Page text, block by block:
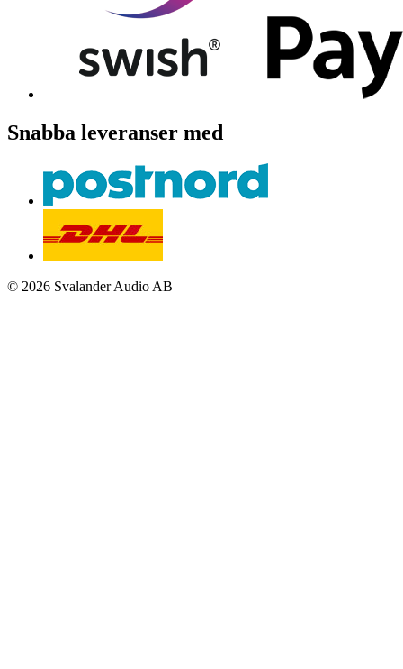
Snabba leveranser med
© 2026 Svalander Audio AB